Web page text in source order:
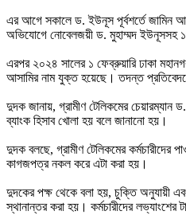
এর আগে সকালে ড. ইউনূস পূর্বশর্তে জামিন
অভিযোগে নোবেলজয়ী ড. মুহাম্মদ ইউনূসসহ
এরপর ২০২৪ সালের ১ ফেব্রুয়ারি ঢাকা
আসামির নাম যুক্ত হয়েছে।তদন্ত
দুদক জানায়, গ্রামীণ টেলিকমের
ব্যাংক হিসাব খোলা হয় বলে জানানো হয়।
দুদক বলছে, গ্রামীণ টেলিকমের
কাগজপত্র নকল করে এটা করা হয়।
দুদকের পক্ষ থেকে বলা হয়, চুক্তি অনুযায়ী
স্থানান্তর করা হয়। কর্মচারীদের লভ্যাংশের